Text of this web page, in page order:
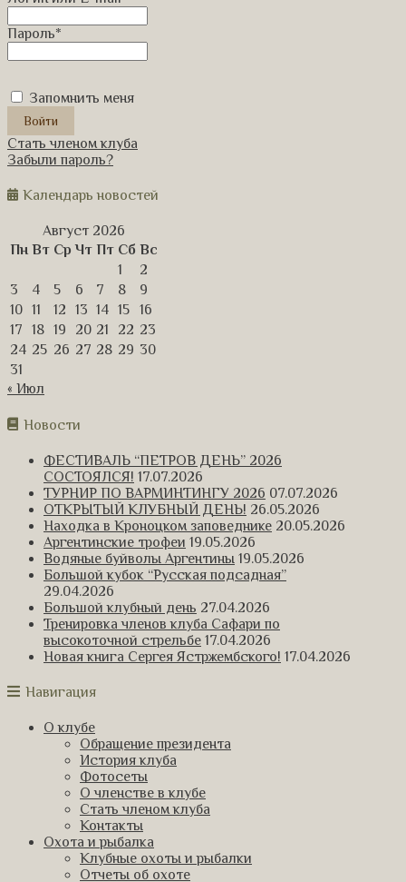
Пароль*
Запомнить меня
Стать членом клуба
Забыли пароль?
Календарь новостей
Август 2026
Пн Вт Ср Чт Пт Сб Вс
1
2
3
4 5 6 7 8
9
10 11 12 13 14 15
16
17
18 19 20 21 22 23
24 25 26 27 28 29 30
31
« Июл
Новости
ФЕСТИВАЛЬ “ПЕТРОВ ДЕНЬ” 2026
СОСТОЯЛСЯ! 17.07.2026
ТУРНИР ПО ВАРМИНТИНГУ 2026 07.07.2026
ОТКРЫТЫЙ КЛУБНЫЙ ДЕНЬ! 26.05.2026
Находка в Кроноцком заповеднике 20.05.2026
Аргентинские трофеи 19.05.2026
Водяные буйволы Аргентины 19.05.2026
Большой кубок “Русская подсадная”
29.04.2026
Большой клубный день 27.04.2026
Тренировка членов клуба Сафари по
высокоточной стрельбе 17.04.2026
Новая книга Сергея Ястржембского! 17.04.2026
Навигация
О клубе
Обращение президента
История клуба
Фотосеты
О членстве в клубе
Стать членом клуба
Контакты
Охота и рыбалка
Клубные охоты и рыбалки
Отчеты об охоте